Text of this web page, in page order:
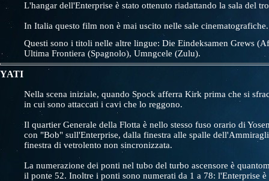
L'hangar dell'Enterprise è stato ottenuto riadattando la sala del
In Italia questo film non è mai uscito nelle sale cinematografiche.
Questi sono i titoli nelle altre lingue: Die Eindeksamen Grews
Ultima Frontiera (Spagnolo), Umngcele (Zulu).
YATI
Nella scena iniziale, quando Spock afferra Kirk prima che si
in cui sono attaccati i cavi che lo reggono.
Il quartier Generale della Flotta è nello stesso fuso orario di
con "Bob" sull'Enterprise, dalla finestra alle spalle
finestra di vetrolento non sincronizzata.
La numerazione dei ponti nel tubo del turbo ascensore è
il ponte 52. Inoltre i ponti sono numerati da 1 a 78: l'Enterprise